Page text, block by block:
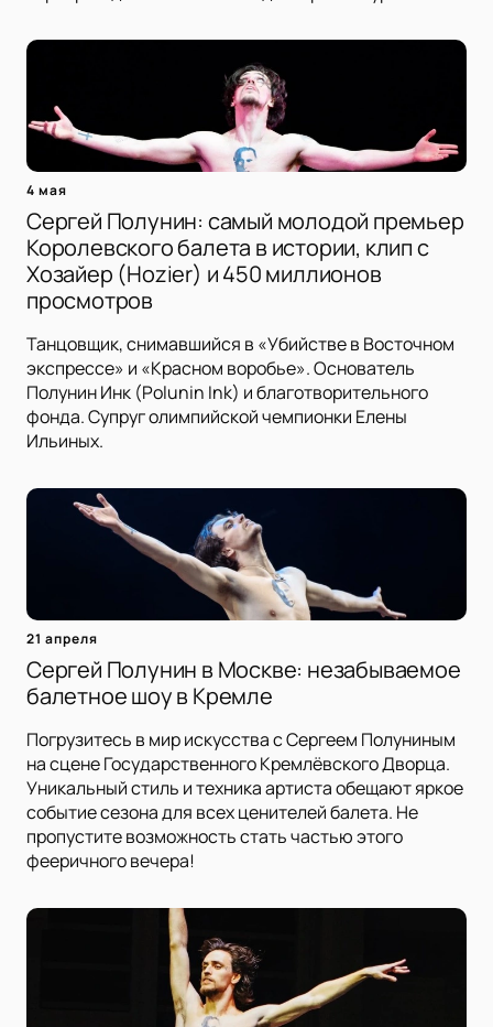
4 мая
Сергей Полунин: самый молодой премьер
Королевского балета в истории, клип с
Хозайер (Hozier) и 450 миллионов
просмотров
Танцовщик, снимавшийся в «Убийстве в Восточном
экспрессе» и «Красном воробье». Основатель
Полунин Инк (Polunin Ink) и благотворительного
фонда. Супруг олимпийской чемпионки Елены
Ильиных.
21 апреля
Сергей Полунин в Москве: незабываемое
балетное шоу в Кремле
Погрузитесь в мир искусства с Сергеем Полуниным
на сцене Государственного Кремлёвского Дворца.
Уникальный стиль и техника артиста обещают яркое
событие сезона для всех ценителей балета. Не
пропустите возможность стать частью этого
фееричного вечера!